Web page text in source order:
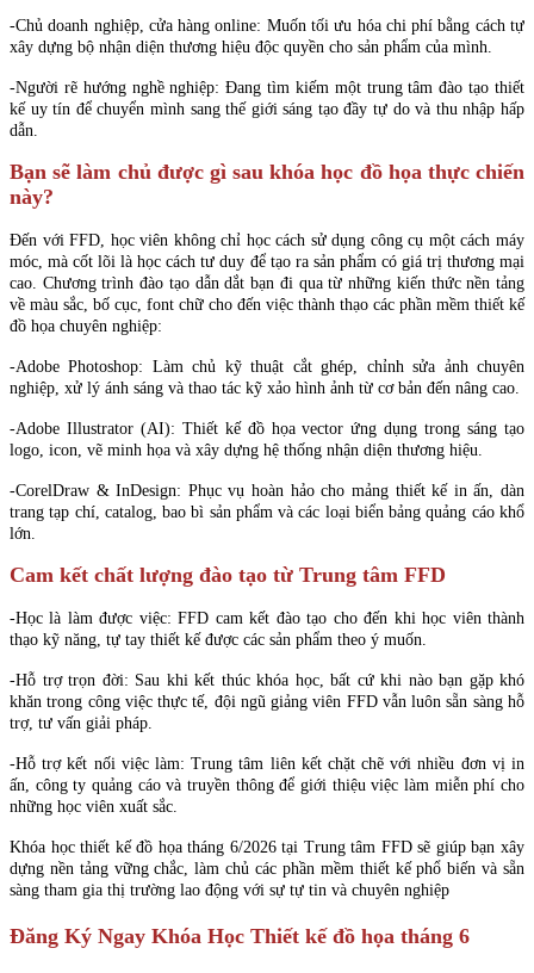
-Chủ doanh nghiệp, cửa hàng online: Muốn tối ưu hóa chi phí bằng cách tự
xây dựng bộ nhận diện thương hiệu độc quyền cho sản phẩm của mình.
-Người rẽ hướng nghề nghiệp: Đang tìm kiếm một trung tâm đào tạo thiết
kế uy tín để chuyển mình sang thế giới sáng tạo đầy tự do và thu nhập hấp
dẫn.
Bạn sẽ làm chủ được gì sau khóa học đồ họa thực chiến
này?
Đến với FFD, học viên không chỉ học cách sử dụng công cụ một cách máy
móc, mà cốt lõi là học cách tư duy để tạo ra sản phẩm có giá trị thương mại
cao. Chương trình đào tạo dẫn dắt bạn đi qua từ những kiến thức nền tảng
về màu sắc, bố cục, font chữ cho đến việc thành thạo các phần mềm thiết kế
đồ họa chuyên nghiệp:
-Adobe Photoshop: Làm chủ kỹ thuật cắt ghép, chỉnh sửa ảnh chuyên
nghiệp, xử lý ánh sáng và thao tác kỹ xảo hình ảnh từ cơ bản đến nâng cao.
-Adobe Illustrator (AI): Thiết kế đồ họa vector ứng dụng trong sáng tạo
logo, icon, vẽ minh họa và xây dựng hệ thống nhận diện thương hiệu.
-CorelDraw & InDesign: Phục vụ hoàn hảo cho mảng thiết kế in ấn, dàn
trang tạp chí, catalog, bao bì sản phẩm và các loại biển bảng quảng cáo khổ
lớn.
Cam kết chất lượng đào tạo từ Trung tâm FFD
-Học là làm được việc: FFD cam kết đào tạo cho đến khi học viên thành
thạo kỹ năng, tự tay thiết kế được các sản phẩm theo ý muốn.
-Hỗ trợ trọn đời: Sau khi kết thúc khóa học, bất cứ khi nào bạn gặp khó
khăn trong công việc thực tế, đội ngũ giảng viên FFD vẫn luôn sẵn sàng hỗ
trợ, tư vấn giải pháp.
-Hỗ trợ kết nối việc làm: Trung tâm liên kết chặt chẽ với nhiều đơn vị in
ấn, công ty quảng cáo và truyền thông để giới thiệu việc làm miễn phí cho
những học viên xuất sắc.
Khóa học thiết kế đồ họa tháng 6/2026 tại Trung tâm FFD sẽ giúp bạn xây
dựng nền tảng vững chắc, làm chủ các phần mềm thiết kế phổ biến và sẵn
sàng tham gia thị trường lao động với sự tự tin và chuyên nghiệp
Đăng Ký Ngay Khóa Học Thiết kế đồ họa tháng 6